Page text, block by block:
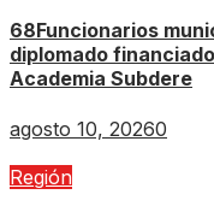
68Funcionarios
diplomado
Academia Subdere
agosto 10, 20260
Región